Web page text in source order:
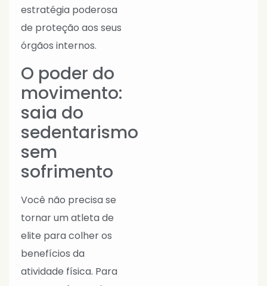
estratégia poderosa
de proteção aos seus
órgãos internos.
O poder do
movimento:
saia do
sedentarismo
sem
sofrimento
Você não precisa se
tornar um atleta de
elite para colher os
benefícios da
atividade física. Para